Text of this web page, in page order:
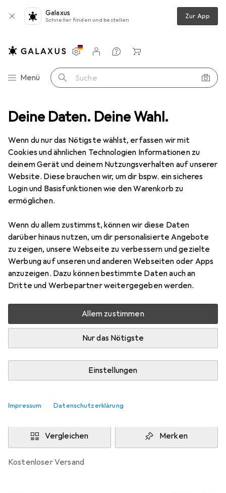
Deine Daten. Deine Wahl.
Wenn du nur das Nötigste wählst, erfassen wir mit
Cookies und ähnlichen Technologien Informationen zu
deinem Gerät und deinem Nutzungsverhalten auf unserer
Website. Diese brauchen wir, um dir bspw. ein sicheres
Login und Basisfunktionen wie den Warenkorb zu
ermöglichen.
Wenn du allem zustimmst, können wir diese Daten
darüber hinaus nutzen, um dir personalisierte Angebote
zu zeigen, unsere Webseite zu verbessern und gezielte
Werbung auf unseren und anderen Webseiten oder Apps
anzuzeigen. Dazu können bestimmte Daten auch an
Dritte und Werbepartner weitergegeben werden.
Allem zustimmen
Nur das Nötigste
Einstellungen
Impressum Datenschutzerklärung
Galaxus
Schneller finden und bestellen Zur App
Navigation nach Kategorien
Menü Suche
Einstellungen
Kundenkonto
Vergleichslisten
Merklisten
Warenkorb
+ Spielmatte Snapstyle Kinder Spiel Teppich Schmetterling
9 Bilder
SnapstyleKinder Spiel Teppich
Schmetterling
160 x 160 cm
Preis in EUR inkl. MwSt.
EUR
49,90
31
Bewertungen Marke
Mehr von Snapstyle
Mehr als 10 Stück an Lager beim Drittanbieter
Lieferort angeben für genaue Lieferzeit
teppichversand24DE
In den Warenkorb
Vergleichen Merken
kostenloser Versand